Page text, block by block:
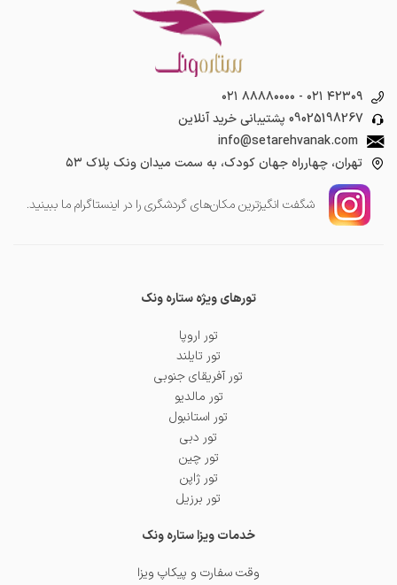
۰۲۱ ۸۸۸۸۰۰۰۰ - ۰۲۱ ۴۲۳۰۹
09025198267 پشتیبانی خرید آنلاین
info@setarehvanak.com
تهران، چهارراه جهان کودک، به سمت میدان ونک پلاک ۵۳
شگفت انگیز‌ترین مکان‌های گردشگری را در اینستاگرام ما ببینید.
تورهای ویژه ستاره ونک
تور اروپا
تور تایلند
تور آفریقای جنوبی
تور مالدیو
تور استانبول
تور دبی
تور چین
تور ژاپن
تور برزیل
خدمات ویزا ستاره ونک
وقت سفارت و پیکاپ ویزا